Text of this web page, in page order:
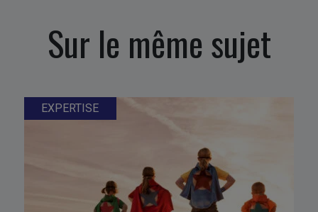
Sur le même sujet
EXPERTISE